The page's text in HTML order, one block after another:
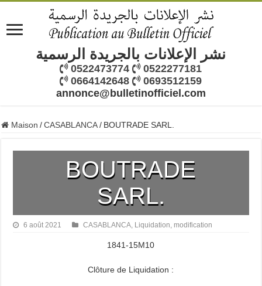
نشر الإعلانات بالجريدة الرسمية
0522473774
0522277181
0664142648
0693512159
annonce@bulletinofficiel.com
Maison / CASABLANCA / BOUTRADE SARL.
BOUTRADE
SARL.
6 août 2021 CASABLANCA, Liquidation, modification
1841-15M10
Clôture de Liquidation :